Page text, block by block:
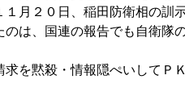
月２０日、稲田防衛相の
は、国連の報告でも自衛
を黙殺・情報隠ぺいしてＰ